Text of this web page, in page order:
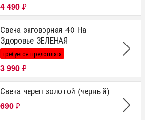
4 490 ₽
Свеча заговорная 40 На
Здоровье ЗЕЛЕНАЯ
требуется предоплата
3 990 ₽
Свеча череп золотой (черный)
690 ₽